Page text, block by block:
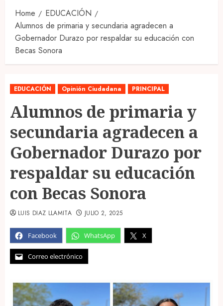
Home
EDUCACIÓN
Alumnos de primaria y secundaria agradecen a
Gobernador Durazo por respaldar su educación con
Becas Sonora
EDUCACIÓN Opinión Ciudadana PRINCIPAL
Alumnos de primaria y
secundaria agradecen a
Gobernador Durazo por
respaldar su educación
con Becas Sonora
Facebook WhatsApp X
Correo electrónico
LUIS DIAZ LLAMITA JULIO 2, 2025